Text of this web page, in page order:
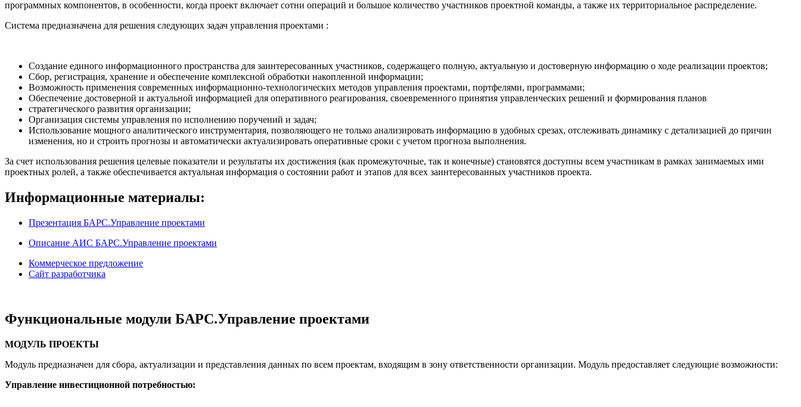
программных компонентов, в особенности, когда проект включает сотни операций и большое количество участников проектной команды, а также их территориальное распределение.
Система предназначена для решения следующих задач управления проектами :
Создание единого информационного пространства для заинтересованных участников, содержащего полную, актуальную и достоверную информацию о ходе реализации проектов;
Сбор, регистрация, хранение и обеспечение комплексной обработки накопленной информации;
Возможность применения современных информационно-технологических методов управления проектами, портфелями, программами;
Обеспечение достоверной и актуальной информацией для оперативного реагирования, своевременного принятия управленческих решений и формирования планов
стратегического развития организации;
Организация системы управления по исполнению поручений и задач;
Использование мощного аналитического инструментария, позволяющего не только анализировать информацию в удобных срезах, отслеживать динамику с детализацией до причин
изменения, но и строить прогнозы и автоматически актуализировать оперативные сроки с учетом прогноза выполнения.
За счет использования решения целевые показатели и результаты их достижения (как промежуточные, так и конечные) становятся доступны всем участникам в рамках занимаемых ими
проектных ролей, а также обеспечивается актуальная информация о состоянии работ и этапов для всех заинтересованных участников проекта.
Информационные материалы:
Презентация БАРС.Управление проектами
Описание АИС БАРС.Управление проектами
Коммерческое предложение
Сайт разработчика
Функциональные модули БАРС.Управление проектами
МОДУЛЬ ПРОЕКТЫ
Модуль предназначен для сбора, актуализации и представления данных по всем проектам, входящим в зону ответственности организации. Модуль предоставляет следующие возможности:
Управление инвестиционной потребностью: